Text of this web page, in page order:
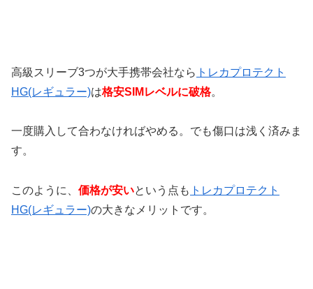
高級スリーブ3つが大手携帯会社なら トレカプロテクト
HG(レギュラー)は格安SIM レベルに破格。
一度購入して合わなければやめる。でも傷口は浅く済みま
す。
このように、 価格が安いという点も トレカプロテクト
HG(レギュラー)の大きなメリットです。